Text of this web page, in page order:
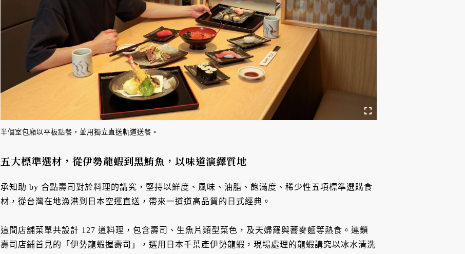
半個室包廂以平板點餐，並用獨立直送軌道送餐。
五大標準選材，從伊勢龍蝦到黑鮪魚，以味道演繹質地
承知助 by 合點壽司對於料理的講究，堅持以鮮度、風味、油脂、飽滿度、稀少性五項標準選購食
材，從台灣在地漁港到日本空運直送，帶來一道道高品質的日式經典。
這間店舖菜單共設計 127 道料理，包含壽司、生魚片類型菜色，及天婦羅與蕎麥麵等熱食。連鎖
壽司店鋪首見的「伊勢龍蝦握壽司」，選用日本千葉產伊勢龍蝦，現場處理的龍蝦講究以冰水清洗